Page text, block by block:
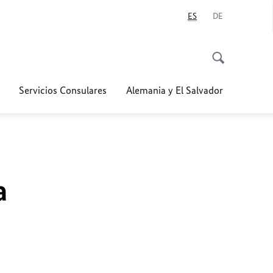
ES DE
Servicios Consulares Alemania y El Salvador